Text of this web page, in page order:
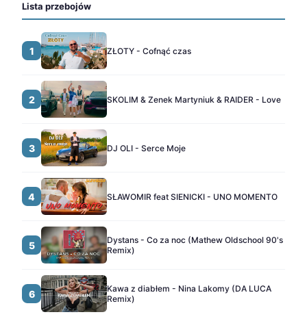
Lista przebojów
1 ZŁOTY - Cofnąć czas
2 SKOLIM & Zenek Martyniuk & RAIDER - Love
3 DJ OLI - Serce Moje
4 SŁAWOMIR feat SIENICKI - UNO MOMENTO
5
Dystans - Co za noc (Mathew Oldschool 90's
Remix)
6
Kawa z diabłem - Nina Lakomy (DA LUCA
Remix)